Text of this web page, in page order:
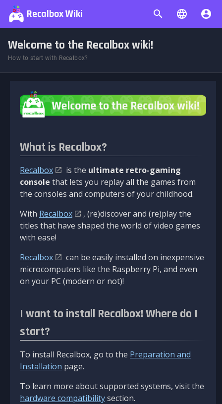
Recalbox Wiki
Welcome to the Recalbox wiki!
How to start with Recalbox?
What is Recalbox?
Recalbox is the ultimate retro-gaming
console that lets you replay all the games from
the consoles and computers of your childhood.
With Recalbox
, (re)discover and (re)play the
titles that have shaped the world of video games
with ease!
Recalbox
can be easily installed on inexpensive
microcomputers like the Raspberry Pi, and even
on your PC (modern or not)!
I want to install Recalbox! Where do I
start?
To install Recalbox, go to the Preparation and
Installation page.
To learn more about supported systems, visit the
hardware compatibilitysection.